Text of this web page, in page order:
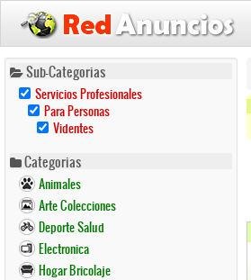
Pasar
contenido
principal
Sub-Categorias
Remove
Servicios
Profesionales
Filter
Servicios Profesionales
Remove
Para
Personas
Para Personas
Remove
Videntes
Videntes
Categorias
Animales
Arte Colecciones
Deporte Salud
Electronica
Hogar Bricolaje